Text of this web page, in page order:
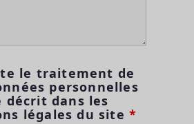
le traitement de
personnelles
décrit dans les
légales du site *